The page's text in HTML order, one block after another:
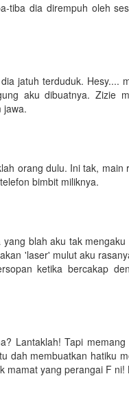
tiba dia dirempuh oleh
jatuh terduduk.
aku dibuatnya. Zizie
jawa.
orang dulu. Ini tak,
bimbit miliknya.
blah aku tak
'laser' mulut aku
ketika bercakap
Lantaklah! Tapi
dah membuatkan hatiku
mamat yang perangai F